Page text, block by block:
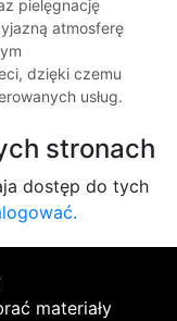
pielęgnację
atmosferę
dzięki czemu
usług.
stronach
dostęp do tych
materiały